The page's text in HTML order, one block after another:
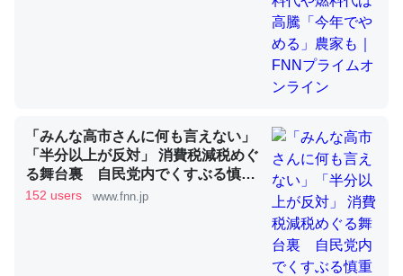
昆虫ってカルシウム少ないのか。知らんかった。調べたら
コオロギのカルシウム分はエビの600分の1程度。
─ニュース :: 【研究発表】昆虫学の大問題＝「昆虫はなぜ海にいな
論文では「淡水はカルシウムも酸素も不足してて両方に不
利だから両方が拮抗してるのでは」とあって面白い。海に
いる鋏角類（カブトガニ・ウミグモ）はカルシウムを使わ
「みんな高市さんに何も言えない」
「半分以上が反対」 消費税減税めぐ
る舞台裏 自民党内でくすぶる慎重
論と本音【スポットライト】｜FNN
152 users www.fnn.jp